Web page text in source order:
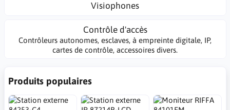
Visiophones
Contrôle d'accès
Contrôleurs autonomes, esclaves, à empreinte digitale, IP,
cartes de contrôle, accessoires divers.
Produits populaires